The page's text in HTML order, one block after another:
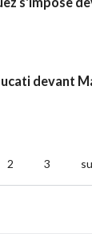
devant
2 3